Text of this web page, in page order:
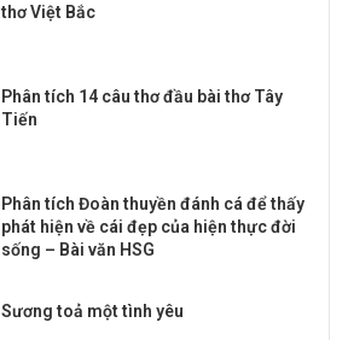
thơ Việt Bắc
Phân tích 14 câu thơ đầu bài thơ Tây
Tiến
Phân tích Đoàn thuyền đánh cá để thấy
phát hiện về cái đẹp của hiện thực đời
sống – Bài văn HSG
Sương toả một tình yêu